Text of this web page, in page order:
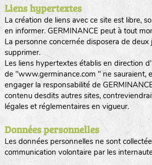
Liens hypertextes
La création de liens avec ce site est libre,
en informer. GERMINANCE peut à tout
La personne concernée disposera de deux
supprimer.
Les liens hypertextes établis en direction
de "www.germinance.com " ne sauraient,
engager la responsabilité de
contenu desdits autres sites,
légales et réglementaires en vigueur.
Données personnelles
Les données personnelles ne sont
communication volontaire par les